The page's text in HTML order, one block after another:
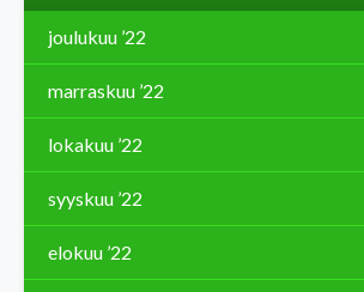
joulukuu ’22
marraskuu ’22
lokakuu ’22
syyskuu ’22
elokuu ’22